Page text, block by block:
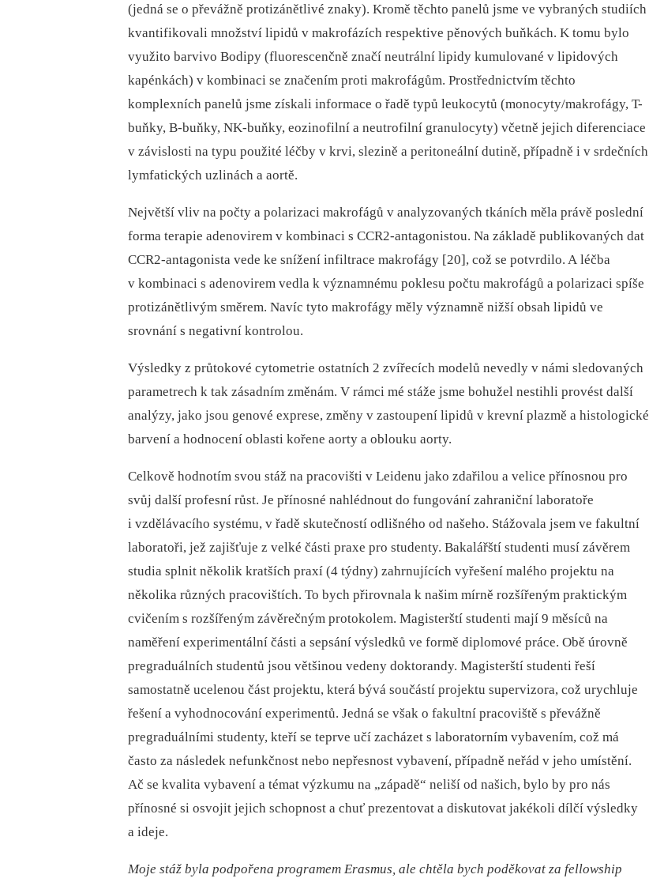
(jedná se o převážně protizánětlivé znaky). Kromě těchto panelů jsme ve vybraných studiích
kvantifikovali množství lipidů v makrofázích respektive pěnových buňkách. K tomu bylo
využito barvivo Bodipy (fluorescenčně značí neutrální lipidy kumulované v lipidových
kapénkách) v kombinaci se značením proti makrofágům. Prostřednictvím těchto
komplexních panelů jsme získali informace o řadě typů leukocytů (monocyty/makrofágy, T-
buňky, B-buňky, NK-buňky, eozino­filní a neutrofilní granulocyty) včetně jejich diferenciace
v závislosti na typu použité léčby v krvi, slezině a peritoneální dutině, případně i v srdečních
lymfatických uzlinách a aortě.
Největší vliv na počty a polarizaci makrofágů v analyzovaných tkáních měla právě poslední
forma terapie adenovirem v kombinaci s CCR2-antagonistou. Na základě publikovaných dat
CCR2-antagonista vede ke snížení infiltrace makrofágy [20], což se potvrdilo. A léčba
v kombinaci s adenovirem vedla k významnému poklesu počtu makrofágů a polarizaci spíše
protizánětlivým směrem. Navíc tyto makrofágy měly významně nižší obsah lipidů ve
srovnání s negativní kontrolou.
Výsledky z průtokové cytometrie ostatních 2 zvířecích modelů nevedly v námi sledovaných
parametrech k tak zásadním změnám. V rámci mé stáže jsme bohužel nestihli provést další
analýzy, jako jsou genové exprese, změny v zastoupení lipidů v krevní plazmě a histologické
barvení a hodnocení oblasti kořene aorty a oblouku aorty.
Celkově hodnotím svou stáž na pracovišti v Leidenu jako zdařilou a velice přínosnou pro
svůj další profesní růst. Je přínosné nahlédnout do fungování zahraniční laboratoře
i vzdělávacího systému, v řadě skutečností odlišného od našeho. Stážovala jsem ve fakultní
laboratoři, jež zajišťuje z velké části praxe pro studenty. Bakalářští studenti musí závěrem
studia splnit několik kratších praxí (4 týdny) zahrnujících vyřešení malého projektu na
několika různých pracovištích. To bych přirovnala k našim mírně rozšířeným praktickým
cvičením s rozšířeným závěrečným protokolem. Magisterští studenti mají 9 měsíců na
naměření experimentální části a sepsání výsledků ve formě diplomové práce. Obě úrovně
pregraduálních studentů jsou většinou vedeny doktorandy. Magisterští studenti řeší
samostatně ucelenou část projektu, která bývá součástí projektu supervizora, což urychluje
řešení a vyhodnocování experimentů. Jedná se však o fakultní pracoviště s převážně
pregraduálními studenty, kteří se teprve učí zacházet s laboratorním vybavením, což má
často za následek nefunkčnost nebo nepřesnost vybavení, případně neřád v jeho umístění.
Ač se kvalita vybavení a témat výzkumu na „západě“ neliší od našich, bylo by pro nás
přínosné si osvojit jejich schopnost a chuť prezentovat a diskutovat jakékoli dílčí výsledky
a ideje.
Moje stáž byla podpořena programem Erasmus, ale chtěla bych poděkovat za fellowship